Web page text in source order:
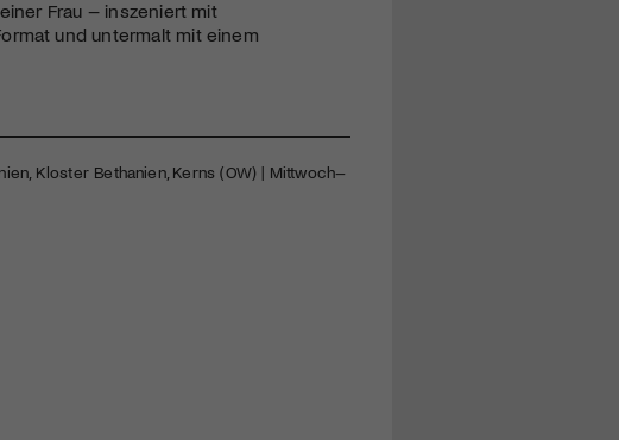
Frau – inszeniert mit
und untermalt mit einem
Kloster Bethanien, Kerns (OW) | Mittwoch–